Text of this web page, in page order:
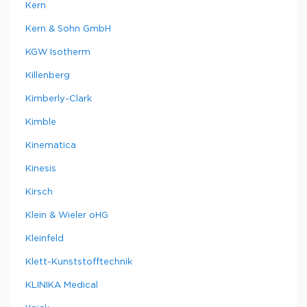
Kern
Kern & Sohn GmbH
KGW Isotherm
Killenberg
Kimberly-Clark
Kimble
Kinematica
Kinesis
Kirsch
Klein & Wieler oHG
Kleinfeld
Klett-Kunststofftechnik
KLINIKA Medical